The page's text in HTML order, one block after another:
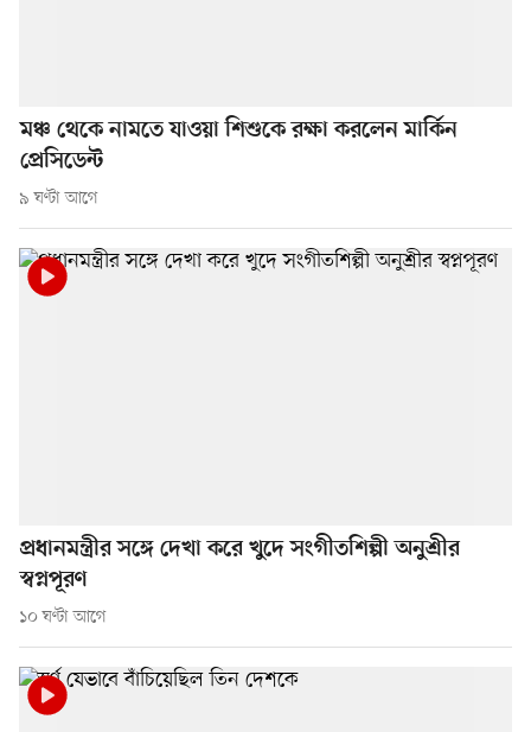
মঞ্চ থেকে নামতে যাওয়া শিশুকে রক্ষা করলেন মার্কিন
প্রেসিডেন্ট
৯ ঘণ্টা আগে
প্রধানমন্ত্রীর সঙ্গে দেখা করে খুদে সংগীতশিল্পী অনুশ্রীর
স্বপ্নপূরণ
১০ ঘণ্টা আগে